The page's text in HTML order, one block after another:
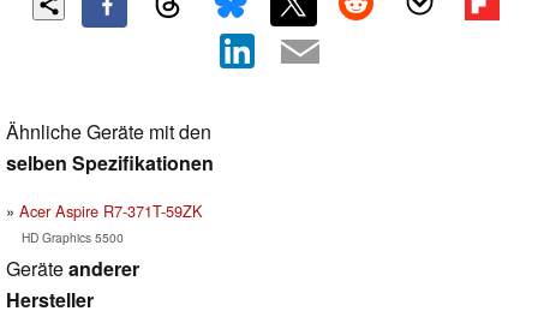
Ähnliche Geräte mit den
selben Spezifikationen
Acer Aspire R7-371T-59ZK
HD Graphics 5500
Geräteanderer
Hersteller